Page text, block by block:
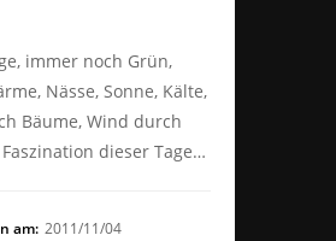
immer noch Grün,
Nässe, Sonne, Kälte,
Bäume, Wind durch
dieser Tage…
am: 2011/11/04